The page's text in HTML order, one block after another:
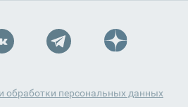
обработки персональных данных